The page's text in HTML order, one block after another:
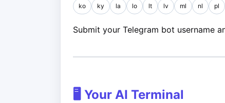
ko ky la lo lt lv ml nl pl
Submit your Telegram bot username
🖥️ Your AI Terminal